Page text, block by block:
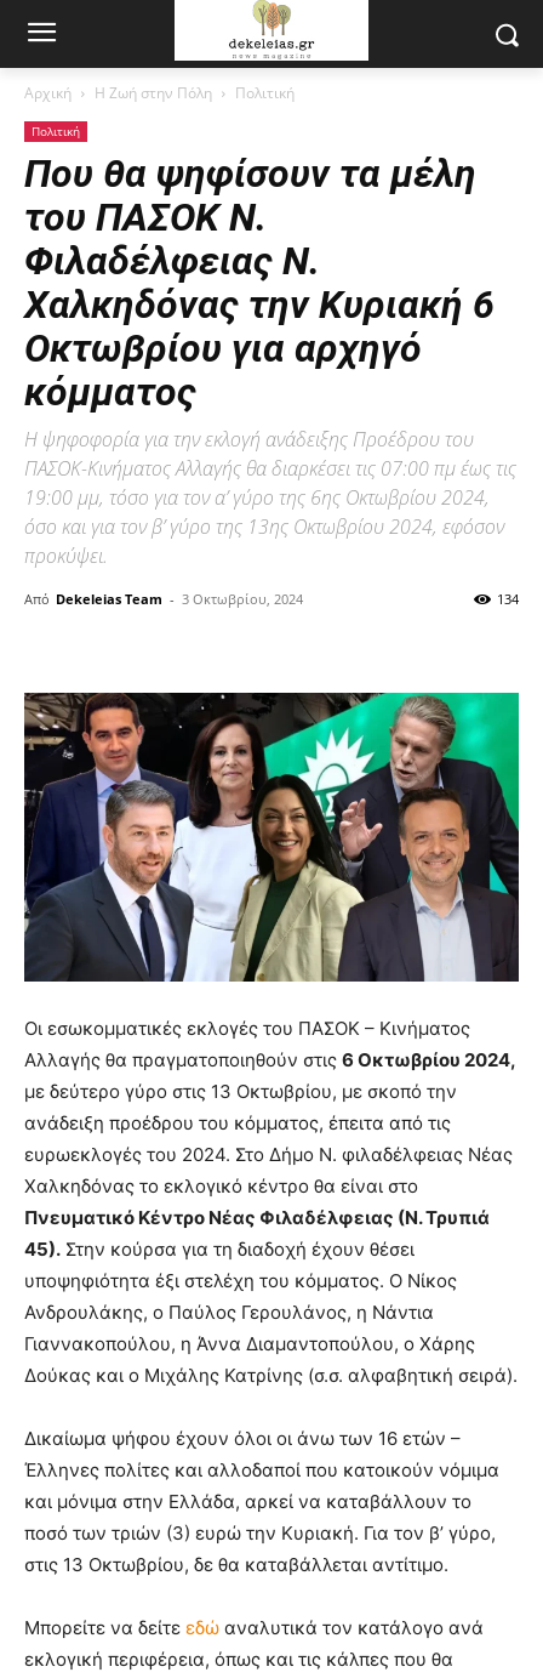
Αρχική Η Ζωή στην Πόλη Πολιτική
Πολιτική
Που θα ψηφίσουν τα μέλη
του ΠΑΣΟΚ Ν.
Φιλαδέλφειας Ν.
Χαλκηδόνας την Κυριακή 6
Οκτωβρίου για αρχηγό
κόμματος
Η ψηφοφορία για την εκλογή ανάδειξης Προέδρου του
ΠΑΣΟΚ-Κινήματος Αλλαγής θα διαρκέσει τις 07:00 πμ έως τις
19:00 μμ, τόσο για τον α’ γύρο της 6ης Οκτωβρίου 2024,
όσο και για τον β’ γύρο της 13ης Οκτωβρίου 2024, εφόσον
προκύψει.
Από Dekeleias Team - 3 Οκτωβρίου, 2024 134
Οι εσωκομματικές εκλογές του ΠΑΣΟΚ – Κινήματος
Αλλαγής θα πραγματοποιηθούν στις 6 Οκτωβρίου 2024,
με δεύτερο γύρο στις 13 Οκτωβρίου, με σκοπό την
ανάδειξη προέδρου του κόμματος, έπειτα από τις
ευρωεκλογές του 2024. Στο Δήμο Ν. φιλαδέλφειας Νέας
Χαλκηδόνας το εκλογικό κέντρο θα είναι στο
Πνευματικό Κέντρο Νέας Φιλαδέλφειας (Ν. Τρυπιά
45). Στην κούρσα για τη διαδοχή έχουν θέσει
υποψηφιότητα έξι στελέχη του κόμματος. Ο Νίκος
Ανδρουλάκης, ο Παύλος Γερουλάνος, η Νάντια
Γιαννακοπούλου, η Άννα Διαμαντοπούλου, ο Χάρης
Δούκας και ο Μιχάλης Κατρίνης (σ.σ. αλφαβητική σειρά).
Δικαίωμα ψήφου έχουν όλοι οι άνω των 16 ετών –
Έλληνες πολίτες και αλλοδαποί που κατοικούν νόμιμα
και μόνιμα στην Ελλάδα, αρκεί να καταβάλλουν το
ποσό των τριών (3) ευρώ την Κυριακή. Για τον β’ γύρο,
στις 13 Οκτωβρίου, δε θα καταβάλλεται αντίτιμο.
Μπορείτε να δείτε εδώ αναλυτικά τον κατάλογο ανά
εκλογική περιφέρεια, όπως και τις κάλπες που θα